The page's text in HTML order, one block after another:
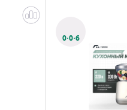
0·0·6